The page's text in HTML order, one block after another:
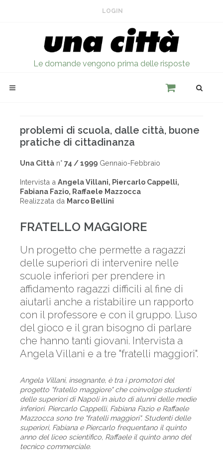
LOGIN
Le domande vengono prima delle risposte
problemi di scuola, dalle città, buone
pratiche di cittadinanza
Una Città n° 74 / 1999 Gennaio-Febbraio
Intervista a Angela Villani, Piercarlo Cappelli,
Fabiana Fazio, Raffaele Mazzocca
Realizzata da Marco Bellini
FRATELLO MAGGIORE
Un progetto che permette a ragazzi
delle superiori di intervenire nelle
scuole inferiori per prendere in
affidamento ragazzi difficili al fine di
aiutarli anche a ristabilire un rapporto
con il professore e con il gruppo. L’uso
del gioco e il gran bisogno di parlare
che hanno tanti giovani. Intervista a
Angela Villani e a tre "fratelli maggiori".
Angela Villani, insegnante, è tra i promotori del
progetto "fratello maggiore" che coinvolge studenti
delle superiori di Napoli in aiuto di alunni delle medie
inferiori. Piercarlo Cappelli, Fabiana Fazio e Raffaele
Mazzocca sono tre "fratelli maggiori". Studenti delle
superiori, Fabiana e Piercarlo frequentano il quinto
anno del liceo scientifico, Raffaele il quinto anno del
tecnico commerciale.